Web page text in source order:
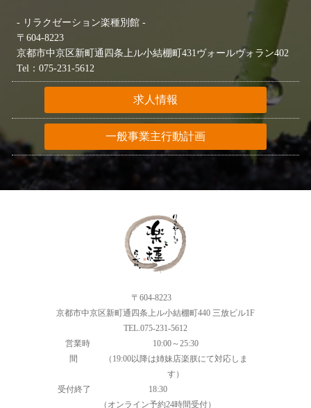
- リラクゼーション楽種別館 -
〒604-8223
京都市中京区新町通四条上ル小結棚町431ヴォールヴォラン402
Tel：075-231-5612
求人情報
一般事業主行動計画
〒604-8223
京都市中京区新町通四条上ル小結棚町440 三放ビル1F
TEL.075-231-5612
営業時
間
10:00～25:30
（19:00以降は姉妹店楽朕にて対応しま
す）
受付終了
18:30
（オンライン予約24時間受付）